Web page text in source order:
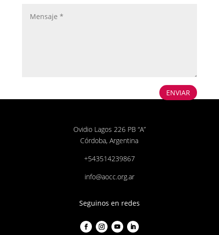
ENVIAR
Ovidio Lagos 226 PB “A”
Córdoba, Argentina
+543514239867
info@aocc.org.ar